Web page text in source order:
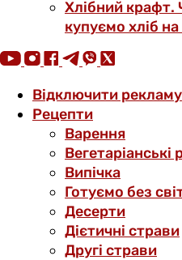
Хлібний крафт.
купуємо хліб на
Відключити рекламу
Рецепти
Варення
Вегетаріанські
Випічка
Готуємо без
Десерти
Дієтичні страви
Другі страви